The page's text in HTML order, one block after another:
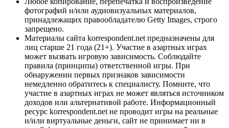
фотографий и/или аудиовизуальных материалов,
принадлежащих правообладателю Getty Images, строго
запрещено.
Материалы сайта korrespondent.net предназначены для
лиц старше 21 года (21+). Участие в азартных играх
может вызвать игровую зависимость. Соблюдайте
правила (принципы) ответственной игры. При
обнаружении первых признаков зависимости
немедленно обратитесь к специалисту. Помните, что
участие в азартных играх не может являться источником
доходов или альтернативой работе. Информационный
ресурс korrespondent.net не проводит игры на реальные
и/или виртуальные деньги, сайт не принимает ни в